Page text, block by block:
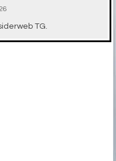
TG.